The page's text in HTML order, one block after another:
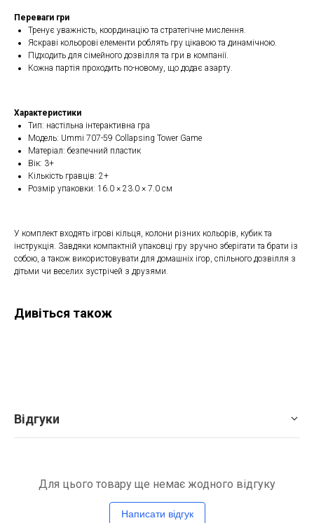
Переваги гри
Тренує уважність, координацію та стратегічне мислення.
Яскраві кольорові елементи роблять гру цікавою та динамічною.
Підходить для сімейного дозвілля та гри в компанії.
Кожна партія проходить по-новому, що додає азарту.
Характеристики
Тип: настільна інтерактивна гра
Модель: Ummi 707-59 Collapsing Tower Game
Матеріал: безпечний пластик
Вік: 3+
Кількість гравців: 2+
Розмір упаковки: 16.0 × 23.0 × 7.0 см
У комплект входять ігрові кільця, колони різних кольорів, кубик та
інструкція. Завдяки компактній упаковці гру зручно зберігати та брати із
собою, а також використовувати для домашніх ігор, спільного дозвілля з
дітьми чи веселих зустрічей з друзями.
Дивіться також
Відгуки
Для цього товару ще немає жодного відгуку
Написати відгук